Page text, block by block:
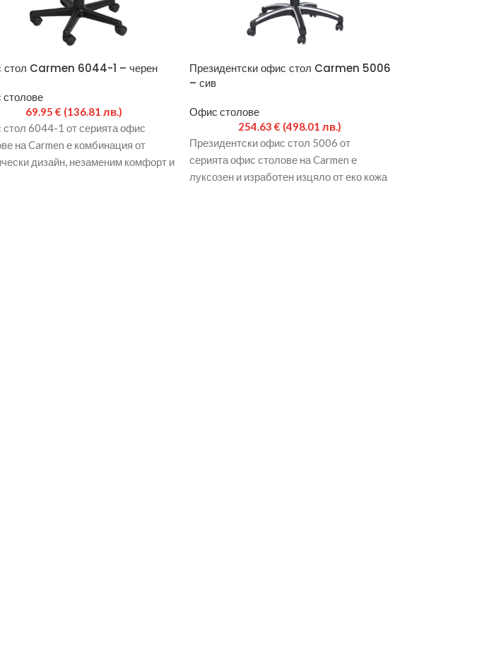
Carmen 6044-1 – черен
69.95€ (136.81 лв.)
6044-1 от серията офис
на Carmen е комбинация от
дизайн, незаменим комфорт и
Президентски офис стол Carmen 5006
– сив
Офис столове
254.63€ (498.01 лв.)
Президентски офис стол 5006 от
серията офис столове на Carmen е
луксозен и изработен изцяло от еко кожа